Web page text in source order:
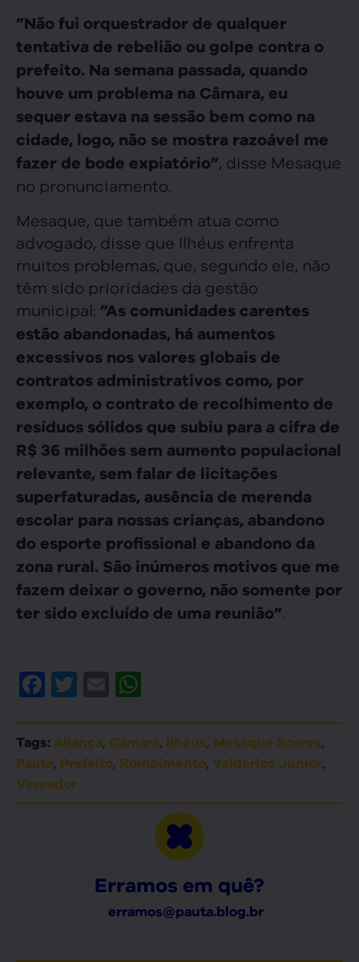
”Não fui orquestrador de qualquer
tentativa de rebelião ou golpe contra o
prefeito. Na semana passada, quando
houve um problema na Câmara, eu
sequer estava na sessão bem como na
cidade, logo, não se mostra razoável me
fazer de bode expiatório”, disse Mesaque
no pronunciamento.
Mesaque, que também atua como
advogado, disse que Ilhéus enfrenta
muitos problemas, que, segundo ele, não
têm sido prioridades da gestão
municipal: ”As comunidades carentes
estão abandonadas, há aumentos
excessivos nos valores globais de
contratos administrativos como, por
exemplo, o contrato de recolhimento de
resíduos sólidos que subiu para a cifra de
R$ 36 milhões sem aumento populacional
relevante, sem falar de licitações
superfaturadas, ausência de merenda
escolar para nossas crianças, abandono
do esporte profissional e abandono da
zona rural. São inúmeros motivos que me
fazem deixar o governo, não somente por
ter sido excluído de uma reunião”.
Facebook
Twitter
Email
Tags: Aliança, Câmara, Ilhéus, Mesaque Soares,
Pauta, Prefeito, Rompimento, Valderico Júnior,
Vereador
Erramos em quê?
erramos@pauta.blog.br